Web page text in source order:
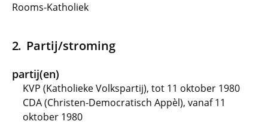
Rooms-Katholiek
Partij/stroming
partij(en)
KVP (Katholieke Volkspartij), tot 11 oktober 1980
CDA (Christen-Democratisch Appèl), vanaf 11
oktober 1980